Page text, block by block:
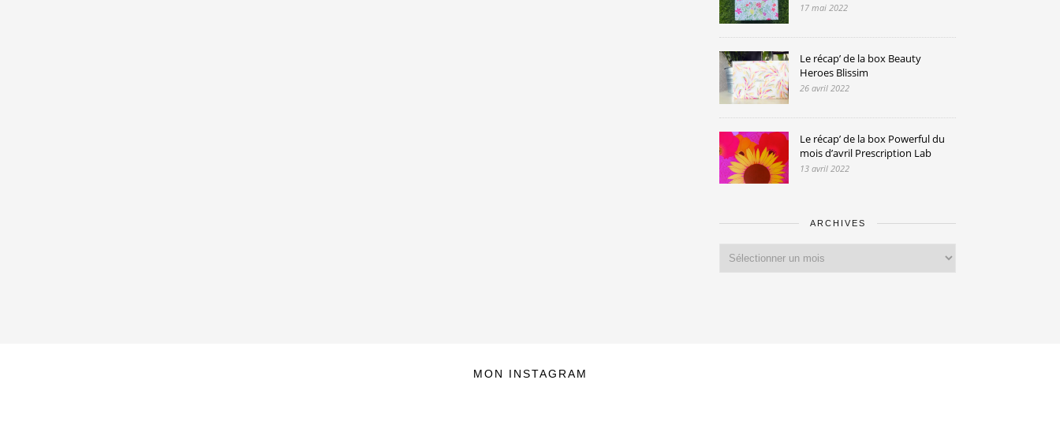
17 mai 2022
Le récap’ de la box Beauty
Heroes Blissim
26 avril 2022
Le récap’ de la box Powerful du
mois d’avril Prescription Lab
13 avril 2022
ARCHIVES
MON INSTAGRAM